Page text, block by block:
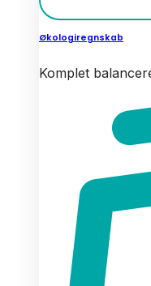
Økologiregnskab
Komplet